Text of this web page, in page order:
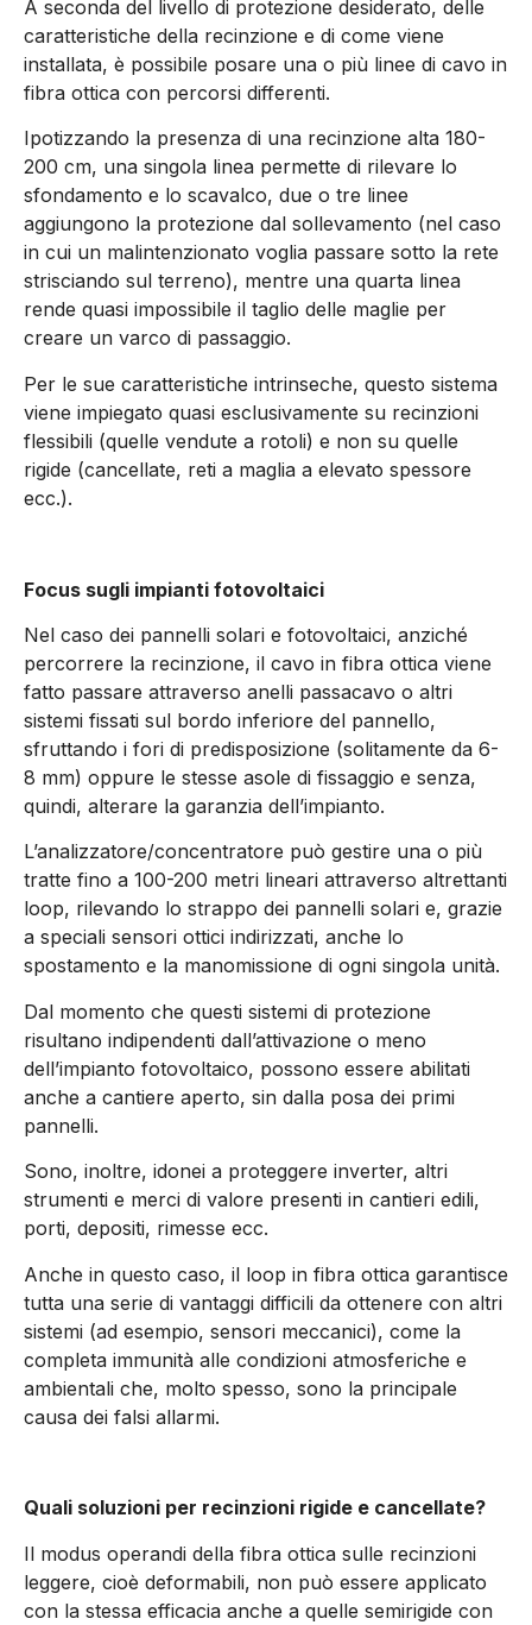
A seconda del livello di protezione desiderato, delle
caratteristiche della recinzione e di come viene
installata, è possibile posare una o più linee di cavo in
fibra ottica con percorsi differenti.
Ipotizzando la presenza di una recinzione alta 180-
200 cm, una singola linea permette di rilevare lo
sfondamento e lo scavalco, due o tre linee
aggiungono la protezione dal sollevamento (nel caso
in cui un malintenzionato voglia passare sotto la rete
strisciando sul terreno), mentre una quarta linea
rende quasi impossibile il taglio delle maglie per
creare un varco di passaggio.
Per le sue caratteristiche intrinseche, questo sistema
viene impiegato quasi esclusivamente su recinzioni
flessibili (quelle vendute a rotoli) e non su quelle
rigide (cancellate, reti a maglia a elevato spessore
ecc.).
Focus sugli impianti fotovoltaici
Nel caso dei pannelli solari e fotovoltaici, anziché
percorrere la recinzione, il cavo in fibra ottica viene
fatto passare attraverso anelli passacavo o altri
sistemi fissati sul bordo inferiore del pannello,
sfruttando i fori di predisposizione (solitamente da 6-
8 mm) oppure le stesse asole di fissaggio e senza,
quindi, alterare la garanzia dell’impianto.
L’analizzatore/concentratore può gestire una o più
tratte fino a 100-200 metri lineari attraverso altrettanti
loop, rilevando lo strappo dei pannelli solari e, grazie
a speciali sensori ottici indirizzati, anche lo
spostamento e la manomissione di ogni singola unità.
Dal momento che questi sistemi di protezione
risultano indipendenti dall’attivazione o meno
dell’impianto fotovoltaico, possono essere abilitati
anche a cantiere aperto, sin dalla posa dei primi
pannelli.
Sono, inoltre, idonei a proteggere inverter, altri
strumenti e merci di valore presenti in cantieri edili,
porti, depositi, rimesse ecc.
Anche in questo caso, il loop in fibra ottica garantisce
tutta una serie di vantaggi difficili da ottenere con altri
sistemi (ad esempio, sensori meccanici), come la
completa immunità alle condizioni atmosferiche e
ambientali che, molto spesso, sono la principale
causa dei falsi allarmi.
Quali soluzioni per recinzioni rigide e cancellate?
Il modus operandi della fibra ottica sulle recinzioni
leggere, cioè deformabili, non può essere applicato
con la stessa efficacia anche a quelle semirigide con